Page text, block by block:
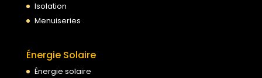
Isolation
Menuiseries
Énergie Solaire
Énergie solaire